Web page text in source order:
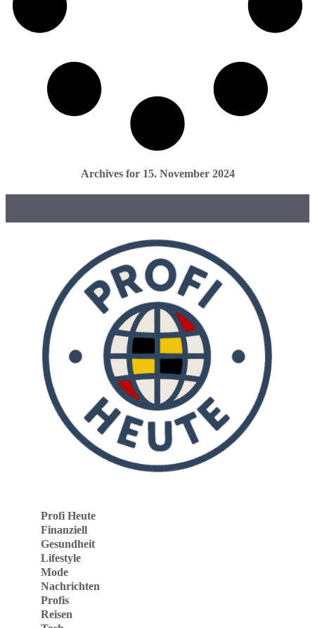
Archives for 15. November 2024
Profi Heute
Finanziell
Gesundheit
Lifestyle
Mode
Nachrichten
Profis
Reisen